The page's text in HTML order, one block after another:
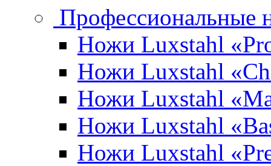
Профессиональные
Ножи Luxstahl
Ножи Luxstahl
Ножи Luxstahl
Ножи Luxstahl
Ножи Luxstahl